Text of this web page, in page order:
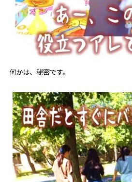
何かは、秘密です。